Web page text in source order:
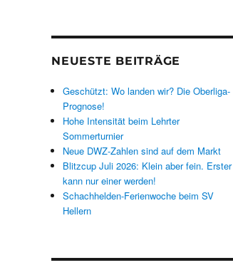
NEUESTE BEITRÄGE
Geschützt: Wo landen wir? Die Oberliga-
Prognose!
Hohe Intensität beim Lehrter
Sommerturnier
Neue DWZ-Zahlen sind auf dem Markt
Blitzcup Juli 2026: Klein aber fein. Erster
kann nur einer werden!
Schachhelden-Ferienwoche beim SV
Hellern